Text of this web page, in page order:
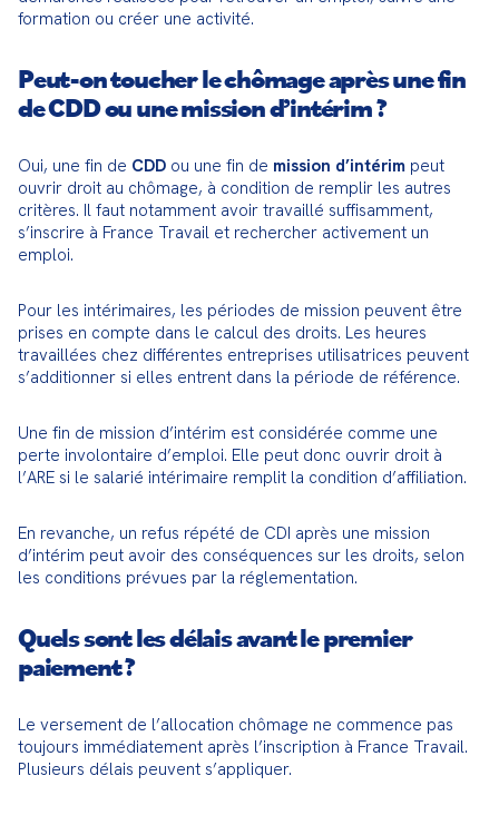
formation ou créer une activité.
Peut-on toucher le chômage après une fin
de CDD ou une mission d’intérim ?
Oui, une fin de CDD ou une fin de mission d’intérim peut
ouvrir droit au chômage, à condition de remplir les autres
critères. Il faut notamment avoir travaillé suffisamment,
s’inscrire à France Travail et rechercher activement un
emploi.
Pour les intérimaires, les périodes de mission peuvent être
prises en compte dans le calcul des droits. Les heures
travaillées chez différentes entreprises utilisatrices peuvent
s’additionner si elles entrent dans la période de référence.
Une fin de mission d’intérim est considérée comme une
perte involontaire d’emploi. Elle peut donc ouvrir droit à
l’ARE si le salarié intérimaire remplit la condition d’affiliation.
En revanche, un refus répété de CDI après une mission
d’intérim peut avoir des conséquences sur les droits, selon
les conditions prévues par la réglementation.
Quels sont les délais avant le premier
paiement ?
Le versement de l’allocation chômage ne commence pas
toujours immédiatement après l’inscription à France Travail.
Plusieurs délais peuvent s’appliquer.